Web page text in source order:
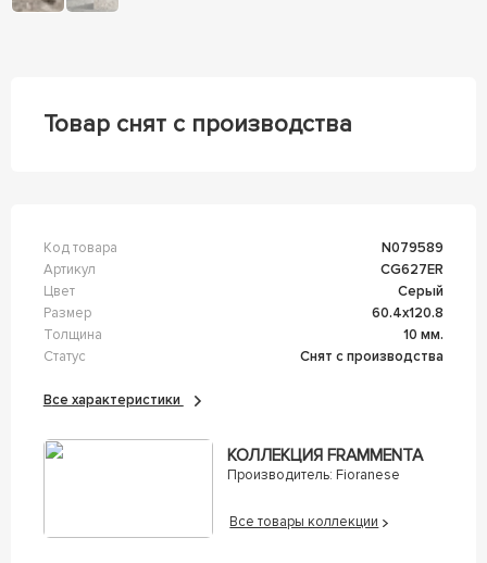
Товар снят с производства
Код товара
n079589
Артикул
CG627ER
Цвет
Серый
Размер
60.4x120.8
Толщина
10 мм.
Статус
Снят с производства
Все характеристики
КОЛЛЕКЦИЯ FRAMMENTA
Производитель: Fioranese
Все товары коллекции